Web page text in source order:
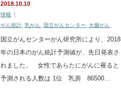
2018.10.10
情報
がん統計 乳がん 国立がんセンター 大腸がん
国立がんセンターがん研究所により、2018
年の日本のがん統計予測値が、先日発表さ
れました。 女性であらたにがんに罹ると
予測される人数は 1位 乳房 86500…